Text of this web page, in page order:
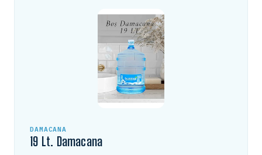
DAMACANA
19 Lt. Damacana